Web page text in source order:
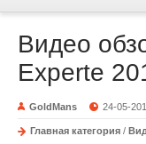
Видео
Experte
GoldMans 24-05-
Главная категория /